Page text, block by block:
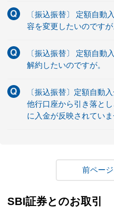
〔振込振替〕 定額自動
容を変更したいのですが
〔振込振替〕 定額自動
解約したいのですが。
〔振込振替〕定額自動
他行口座から引き落と
に入金が反映されていま
SBI証券とのお取引